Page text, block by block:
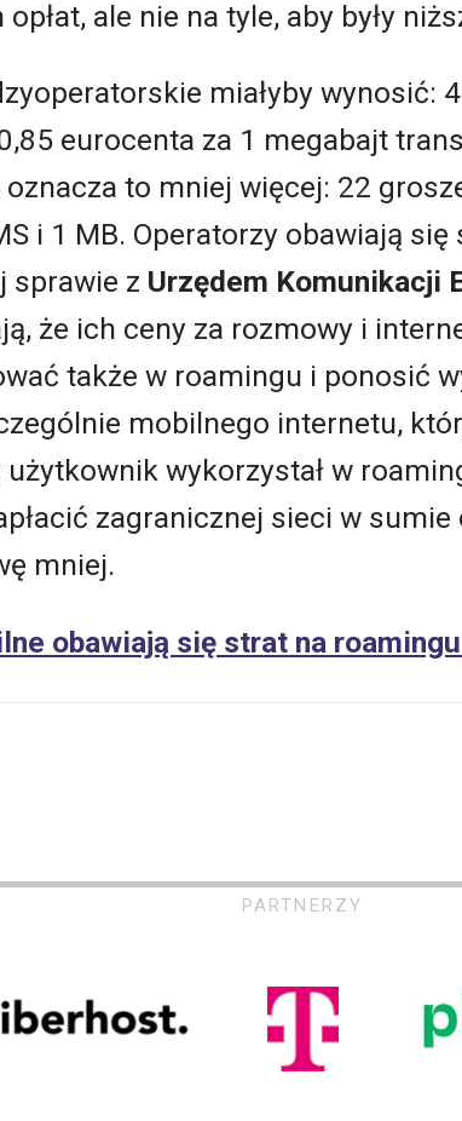
ale nie na tyle, aby były
miałyby wynosić:
eurocenta za 1 megabajt
oznacza to mniej więcej: 22
i 1 MB. Operatorzy obawiają
sprawie z Urzędem Komunikacji
że ich ceny za rozmowy i
także w roamingu i ponosić
mobilnego internetu,
użytkownik wykorzystał w
zagranicznej sieci w sumie
mniej.
obawiają się strat na roamingu
PARTNERZY